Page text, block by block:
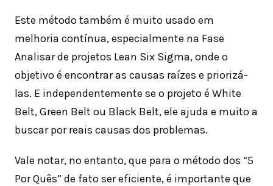
Este método também é muito usado em
melhoria contínua, especialmente na Fase
Analisar de projetos Lean Six Sigma, onde o
objetivo é encontrar as causas raízes e priorizá-
las. E independentemente se o projeto é White
Belt, Green Belt ou Black Belt, ele ajuda e muito a
buscar por reais causas dos problemas.
Vale notar, no entanto, que para o método dos “5
Por Quês” de fato ser eficiente, é importante que